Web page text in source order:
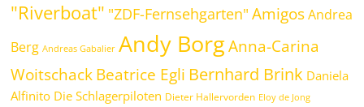
"Riverboat" "ZDF-Fernsehgarten" Amigos Andrea
Berg Andreas Gabalier Andy Borg Anna-Carina
WoitschackBeatrice Egli Bernhard Brink Daniela
Alfinito Die Schlagerpiloten Dieter Hallervorden Eloy de Jong